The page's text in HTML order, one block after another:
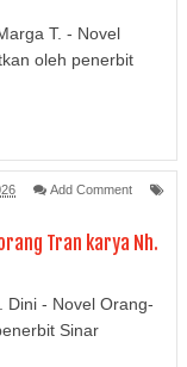
T. - Novel
oleh penerbit
Add Comment
Tran karya Nh.
Dini - Novel Orang-
Sinar